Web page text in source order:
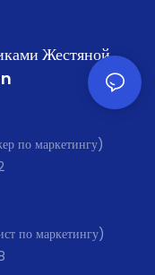
Жестяной
по маркетингу)
по маркетингу)